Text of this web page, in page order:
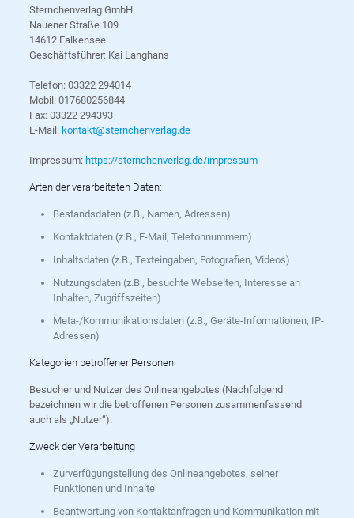
Sternchenverlag GmbH
Nauener Straße 109
14612 Falkensee
Geschäftsführer: Kai Langhans
Telefon: 03322 294014
Mobil: 017680256844
Fax: 03322 294393
E-Mail: kontakt@sternchenverlag.de
Impressum: https://sternchenverlag.de/impressum
Arten der verarbeiteten Daten:
Bestandsdaten (z.B., Namen, Adressen)
Kontaktdaten (z.B., E-Mail, Telefonnummern)
Inhaltsdaten (z.B., Texteingaben, Fotografien, Videos)
Nutzungsdaten (z.B., besuchte Webseiten, Interesse an
Inhalten, Zugriffszeiten)
Meta-/Kommunikationsdaten (z.B., Geräte-Informationen, IP-
Adressen)
Kategorien betroffener Personen
Besucher und Nutzer des Onlineangebotes (Nachfolgend
bezeichnen wir die betroffenen Personen zusammenfassend
auch als „Nutzer“).
Zweck der Verarbeitung
Zurverfügungstellung des Onlineangebotes, seiner
Funktionen und Inhalte
Beantwortung von Kontaktanfragen und Kommunikation mit